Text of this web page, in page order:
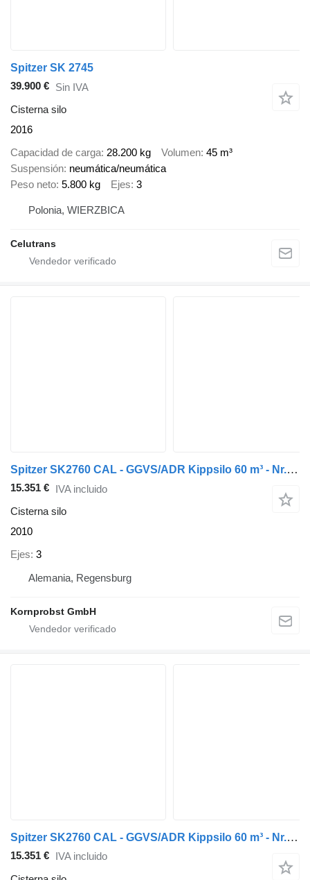
Spitzer SK 2745
39.900 € Sin IVA
Cisterna silo
2016
Capacidad de carga 28.200 kg Volumen 45 m³
Suspensión neumática/neumática
Peso neto 5.800 kg Ejes 3
Polonia, WIERZBICA
Celutrans
Spitzer SK2760 CAL - GGVS/ADR Kippsilo 60 m³ - Nr.: 355
15.351 € IVA incluido
Cisterna silo
2010
Ejes 3
Alemania, Regensburg
Kornprobst GmbH
Spitzer SK2760 CAL - GGVS/ADR Kippsilo 60 m³ - Nr.: 354
15.351 € IVA incluido